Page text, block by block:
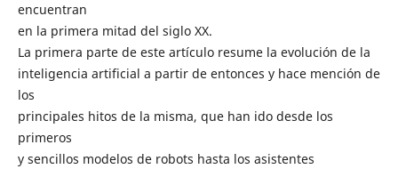
encuentran
en la primera mitad del siglo XX.
La primera parte de este artículo resume la evolución de la
inteligencia artificial a partir de entonces y hace mención de
los
principales hitos de la misma, que han ido desde los
primeros
y sencillos modelos de robots hasta los asistentes